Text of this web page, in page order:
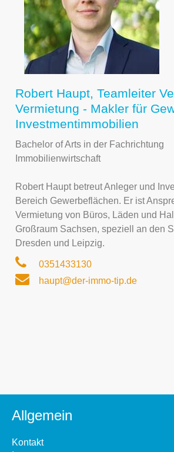
Robert Haupt, Teamleiter
Vermietung - Makler für
Investmentimmobilien
Bachelor of Arts in der Fachrichtung
Immobilienwirtschaft
Robert Haupt betreut Anleger und
Bereich Gewerbeflächen. Er ist
Vermietung von Büros, Läden und
Großraum Sachsen, speziell an den
Dresden und Leipzig.
0351433130
haupt@der-immo-tip.de
Allgemein
Kontakt